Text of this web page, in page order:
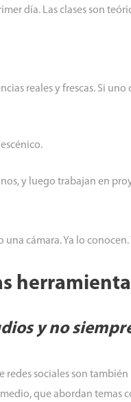
día. Las clases son
reales y frescas. Si
y luego trabajan en
cámara. Ya lo
y no
redes sociales son
que abordan temas